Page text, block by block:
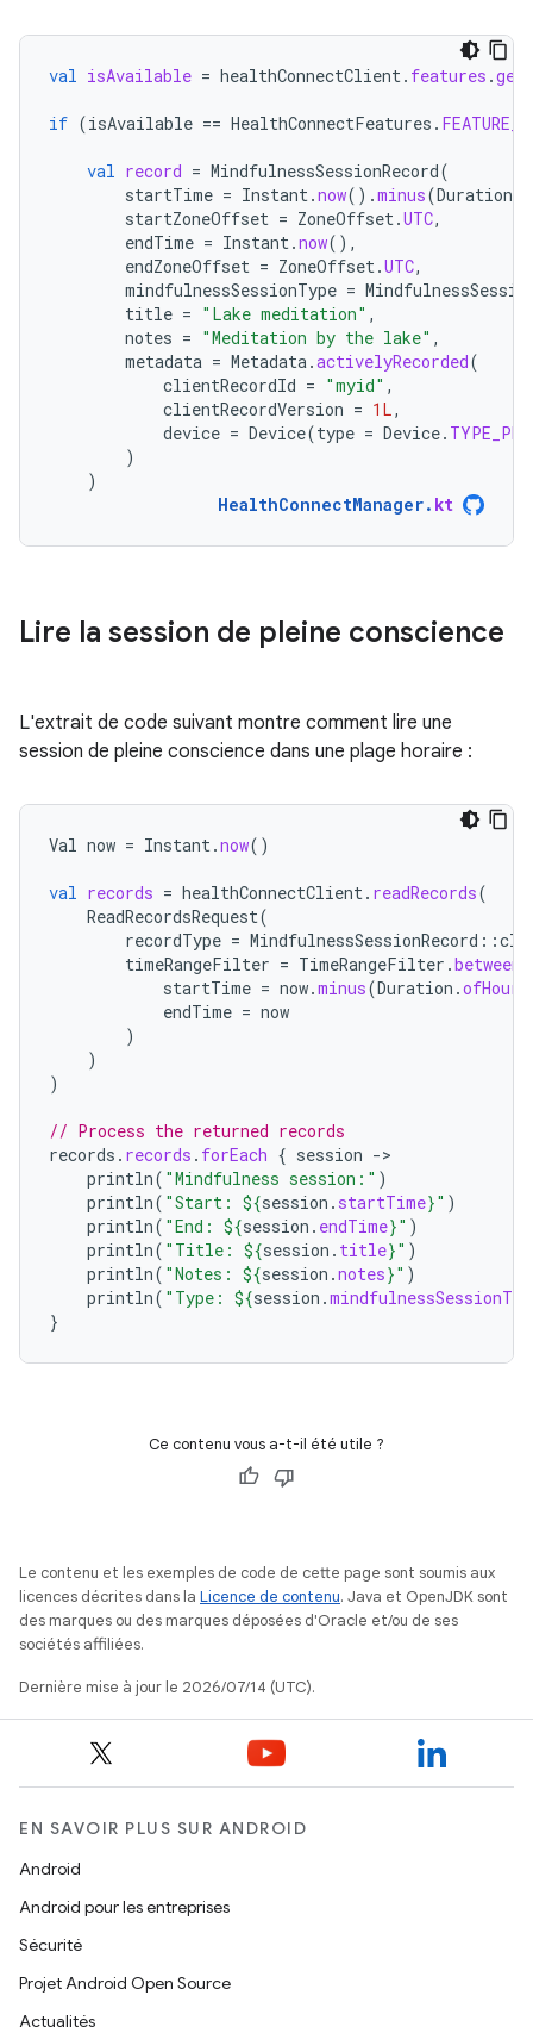
val isAvailable = healthConnectClient. features .
if (isAvailable == HealthConnectFeatures .
val record = MindfulnessSessionRecord(
startTime = Instant.now().minus(Duration
startZoneOffset = ZoneOffset.UTC,
endTime = Instant.now(),
endZoneOffset = ZoneOffset.UTC,
mindfulnessSessionType =
title = "Lake meditation" ,
notes = "Meditation by the lake" ,
metadata = Metadata.activelyRecorded(
clientRecordId = "myid" ,
clientRecordVersion = 1L,
device = Device(type = Device.
)
)
HealthConnectManager. kt
Lire la session de pleine conscience
L'extrait de code suivant montre comment lire une
session de pleine conscience dans une plage horaire :
Val now = Instant.now()
val records = healthConnectClient. readRecords(
ReadRecordsRequest(
recordType = MindfulnessSessionRecord ::
timeRangeFilter = TimeRangeFilter .between
startTime = now.minus(Duration .ofHours
endTime = now
)
)
)
// Process the returned records
records . records . forEach { session -
println( "Mindfulness session:" )
println( "Start: ${session . startTime}" )
println( "End: ${session . endTime}" )
println( "Title: ${session . title}" )
println( "Notes: ${session .notes}" )
println( "Type: ${session .
}
Ce contenu vous a-t-il été utile ?
Le contenu et les exemples de code de cette page sont soumis aux
licences décrites dans la Licence de contenu. Java et OpenJDK sont
des marques ou des marques déposées d'Oracle et/ou de ses
sociétés affiliées.
Dernière mise à jour le 2026/07/14 (UTC).
EN SAVOIR PLUS SUR ANDROID
Android
Android pour les entreprises
Sécurité
Projet Android Open Source
Actualités